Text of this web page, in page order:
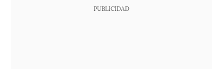
PUBLICIDAD